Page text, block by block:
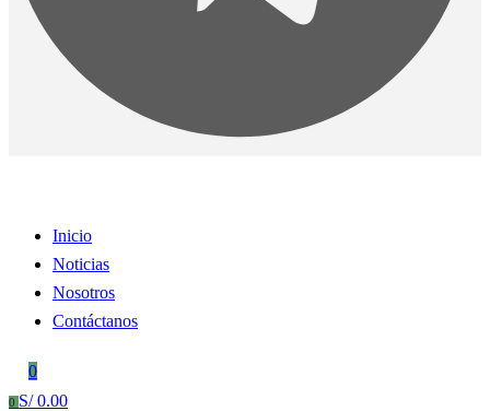
Inicio
Noticias
Nosotros
Contáctanos
0
0 S/0.00